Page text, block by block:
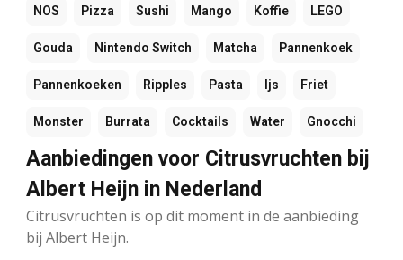
NOS Pizza Sushi Mango Koffie LEGO
Gouda Nintendo Switch Matcha Pannenkoek
Pannenkoeken Ripples Pasta Ijs Friet
Monster Burrata Cocktails Water Gnocchi
Aanbiedingen voor Citrusvruchten bij
Albert Heijn in Nederland
Citrusvruchten is op dit moment in de aanbieding
bij Albert Heijn.